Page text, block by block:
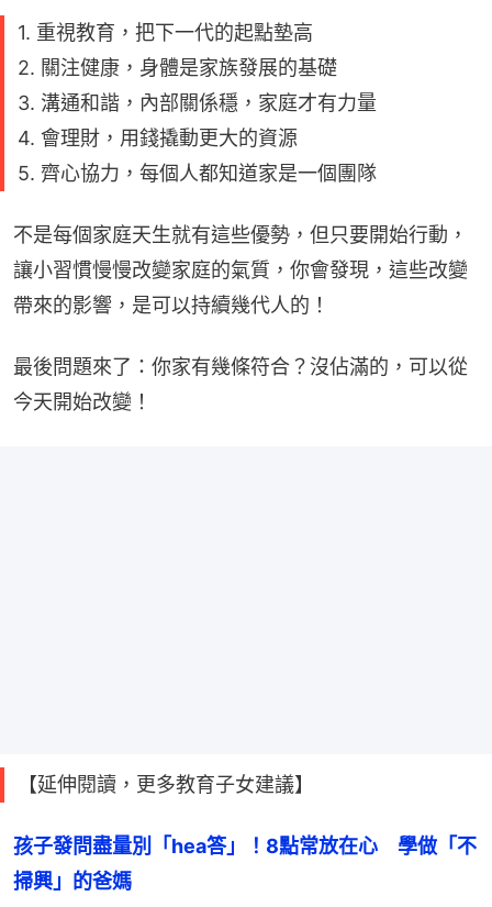
1. 重視教育，把下一代的起點墊高
2. 關注健康，身體是家族發展的基礎
3. 溝通和諧，內部關係穩，家庭才有力量
4. 會理財，用錢撬動更大的資源
5. 齊心協力，每個人都知道家是一個團隊
不是每個家庭天生就有這些優勢，但只要開始行動，
讓小習慣慢慢改變家庭的氣質，你會發現，這些改變
帶來的影響，是可以持續幾代人的！
最後問題來了：你家有幾條符合？沒佔滿的，可以從
今天開始改變！
【延伸閱讀，更多教育子女建議】
孩子發問盡量別「hea答」！8點常放在心　學做「不
掃興」的爸媽